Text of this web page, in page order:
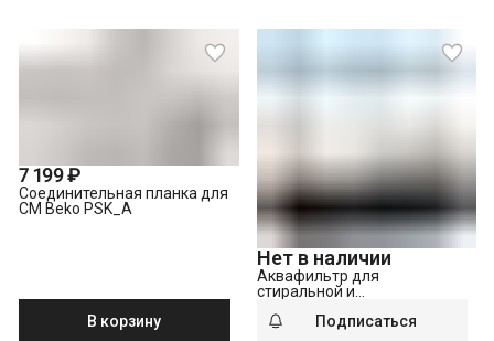
7 199 ₽
Соединительная планка для
СМ Beko PSK_A
В корзину
Нет в наличии
Аквафильтр для
стиральной и
Hotpoint C 00091845
Подписаться